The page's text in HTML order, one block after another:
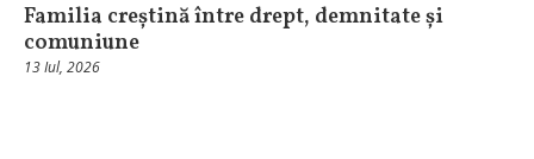
Familia creștină între drept, demnitate și
comuniune
13 Iul, 2026